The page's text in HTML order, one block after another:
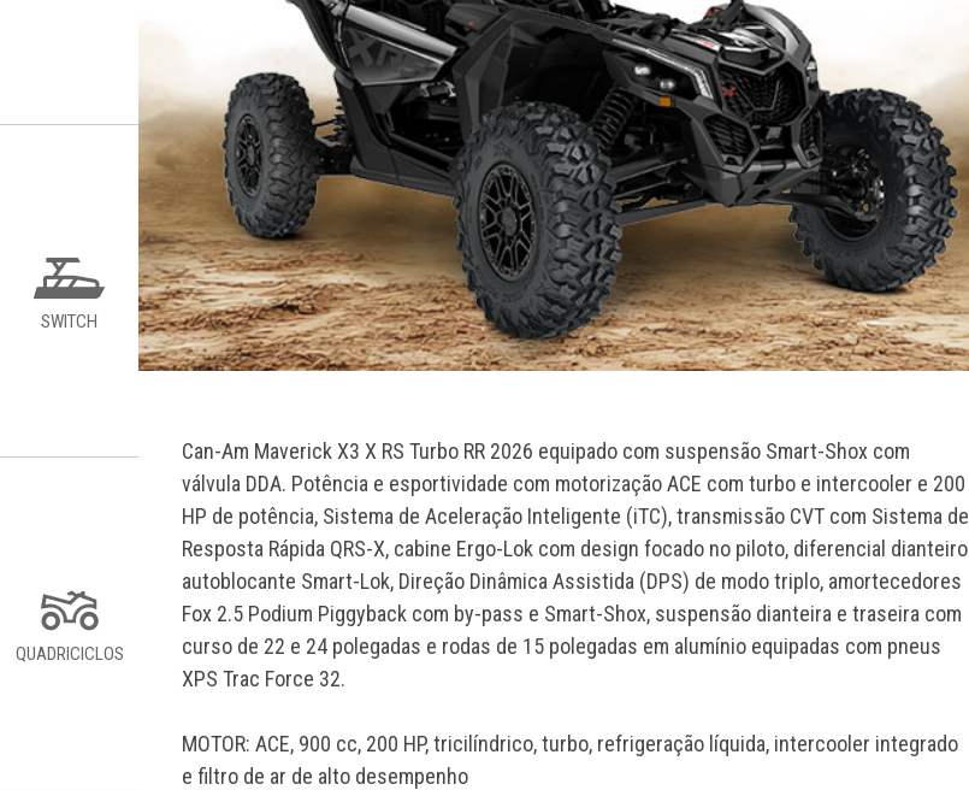
SWITCH
QUADRICICLOS
Can-Am Maverick X3 X RS Turbo RR 2026 equipado com suspensão Smart-Shox com
válvula DDA. Potência e esportividade com motorização ACE com turbo e intercooler e 200
HP de potência, Sistema de Aceleração Inteligente (iTC), transmissão CVT com Sistema de
Resposta Rápida QRS-X, cabine Ergo-Lok com design focado no piloto, diferencial dianteiro
autoblocante Smart-Lok, Direção Dinâmica Assistida (DPS) de modo triplo, amortecedores
Fox 2.5 Podium Piggyback com by-pass e Smart-Shox, suspensão dianteira e traseira com
curso de 22 e 24 polegadas e rodas de 15 polegadas em alumínio equipadas com pneus
XPS Trac Force 32.
MOTOR: ACE, 900 cc, 200 HP, tricilíndrico, turbo, refrigeração líquida, intercooler integrado
e filtro de ar de alto desempenho